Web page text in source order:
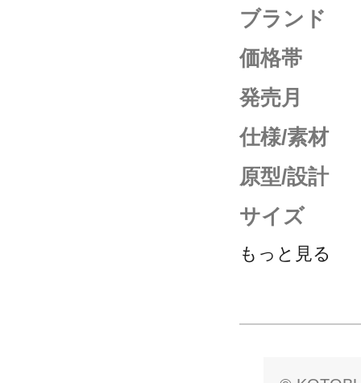
ブランド
価格帯
発売月
仕様/素材
原型/設計
サイズ
もっと見る